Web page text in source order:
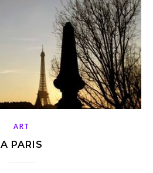
ART
A PARIS